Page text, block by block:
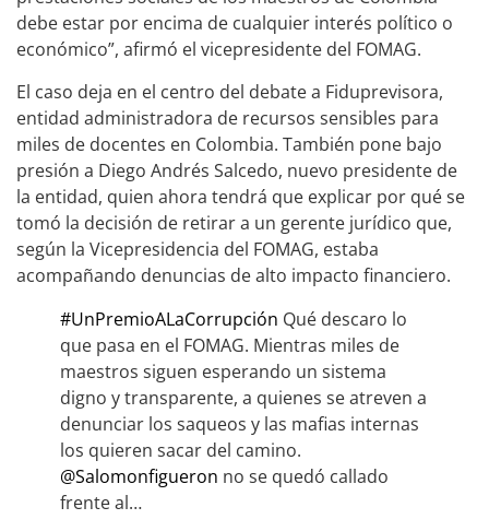
debe estar por encima de cualquier interés político o
económico”, afirmó el vicepresidente del FOMAG.
El caso deja en el centro del debate a Fiduprevisora,
entidad administradora de recursos sensibles para
miles de docentes en Colombia. También pone bajo
presión a Diego Andrés Salcedo, nuevo presidente de
la entidad, quien ahora tendrá que explicar por qué se
tomó la decisión de retirar a un gerente jurídico que,
según la Vicepresidencia del FOMAG, estaba
acompañando denuncias de alto impacto financiero.
#UnPremioALaCorrupción Qué descaro lo
que pasa en el FOMAG. Mientras miles de
maestros siguen esperando un sistema
digno y transparente, a quienes se atreven a
denunciar los saqueos y las mafias internas
los quieren sacar del camino.
@Salomonfigueron no se quedó callado
frente al…